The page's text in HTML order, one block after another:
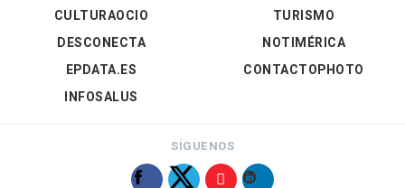
CULTURAOCIO
DESCONECTA
EPDATA.ES
INFOSALUS
TURISMO
NOTIMÉRICA
CONTACTOPHOTO
SÍGUENOS